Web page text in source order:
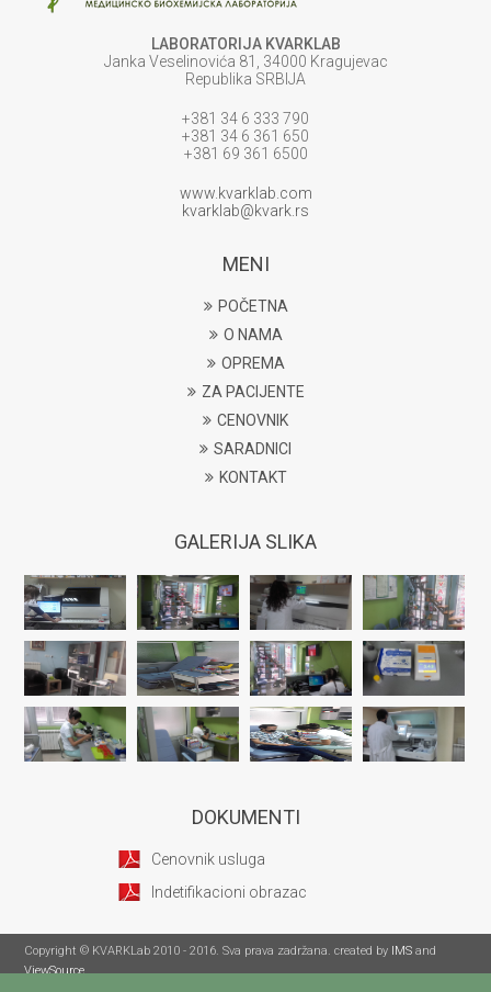
LABORATORIJA KVARKLAB
Janka Veselinovića 81, 34000 Kragujevac
Republika SRBIJA
+381 34 6 333 790
+381 34 6 361 650
+381 69 361 6500
www.kvarklab.com
kvarklab@kvark.rs
MENI
POČETNA
O NAMA
OPREMA
ZA PACIJENTE
CENOVNIK
SARADNICI
KONTAKT
GALERIJA SLIKA
DOKUMENTI
Cenovnik usluga
Indetifikacioni obrazac
Copyright © KVARKLab 2010 - 2016. Sva prava zadržana. created by IMS and
ViewSource